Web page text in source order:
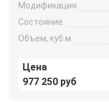
Модификация
Состояние
Объем, куб.м
Цена
977 250 руб